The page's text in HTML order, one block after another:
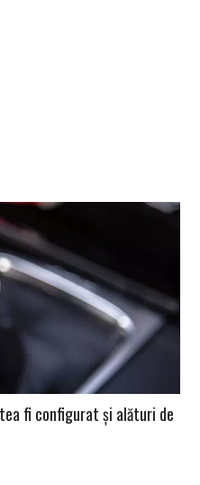
fi configurat și alături de